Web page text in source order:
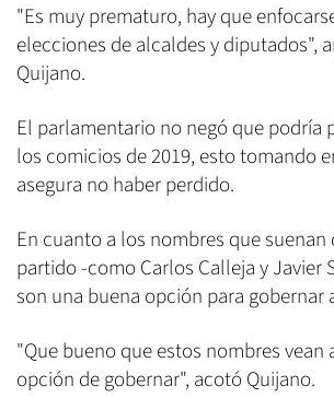
"Es muy prematuro, hay que
elecciones de alcaldes y diputados",
Quijano.
El parlamentario no negó que podría
los comicios de 2019, esto tomando
asegura no haber perdido.
En cuanto a los nombres que
partido -como Carlos Calleja y Javier
son una buena opción para gobernar
"Que bueno que estos nombres vean
opción de gobernar", acotó Quijano.